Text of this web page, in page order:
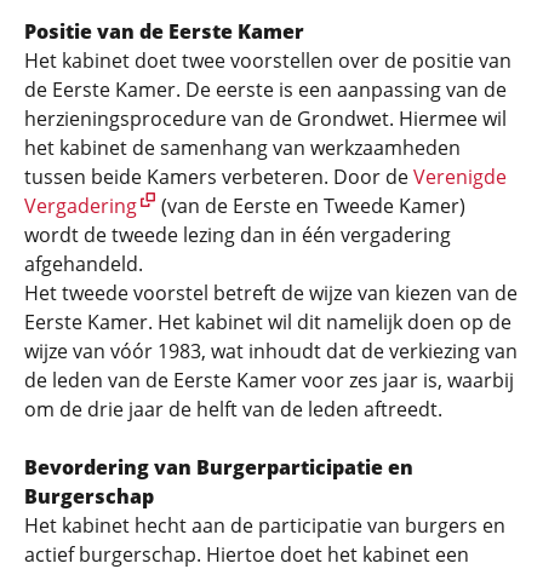
Positie van de Eerste Kamer
Het kabinet doet twee voorstellen over de positie van
de Eerste Kamer. De eerste is een aanpassing van de
herzieningsprocedure van de Grondwet. Hiermee wil
het kabinet de samenhang van werkzaamheden
tussen beide Kamers verbeteren. Door deVerenigde
Vergadering
(van de Eerste en Tweede Kamer)
wordt de tweede lezing dan in één vergadering
afgehandeld.
Het tweede voorstel betreft de wijze van kiezen van de
Eerste Kamer. Het kabinet wil dit namelijk doen op de
wijze van vóór 1983, wat inhoudt dat de verkiezing van
de leden van de Eerste Kamer voor zes jaar is, waarbij
om de drie jaar de helft van de leden aftreedt.
Bevordering van Burgerparticipatie en
Burgerschap
Het kabinet hecht aan de participatie van burgers en
actief burgerschap. Hiertoe doet het kabinet een